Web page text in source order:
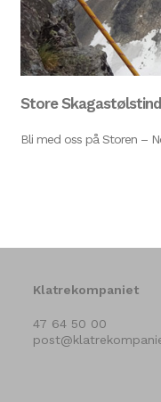
Store
Bli med oss på Storen –
Klatrekompaniet
47 64 50 00